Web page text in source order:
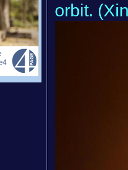
orbit.